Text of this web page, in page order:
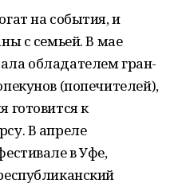
на события, и
с семьей. В мае
обладателем гран-
(попечителей),
готовится к
В апреле
в Уфе,